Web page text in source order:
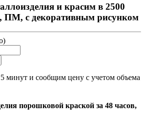
и красим в 2500
ПМ, с декоративным рисунком
минут и сообщим цену с учетом объема
порошковой краской за 48 часов,